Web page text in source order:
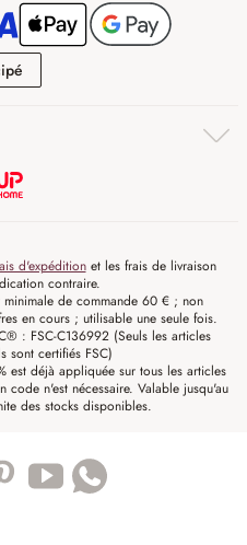
d'expéditionet les frais de livraison
contraire.
de commande 60 € ; non
en cours ; utilisable une seule fois.
: FSC-C136992 (Seuls les articles
sont certifiés FSC)
est déjà appliquée sur tous les articles
n'est nécessaire. Valable jusqu'au
des stocks disponibles.